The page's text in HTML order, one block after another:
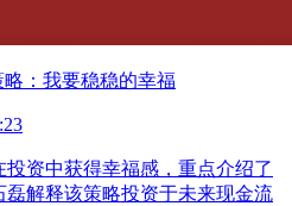
：我要稳稳的幸福
资中获得幸福感，重点介绍了
解释该策略投资于未来现金流